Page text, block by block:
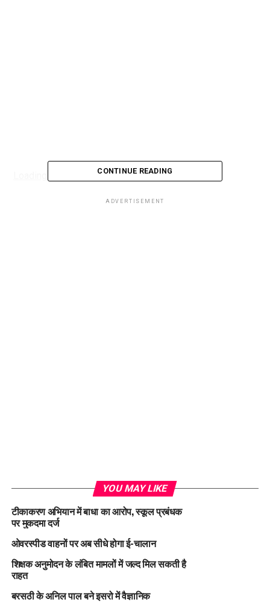
CONTINUE READING
ADVERTISEMENT
YOU MAY LIKE
टीकाकरण अभियान में बाधा का आरोप, स्कूल प्रबंधक
पर मुकदमा दर्ज
ओवरस्पीड वाहनों पर अब सीधे होगा ई-चालान
शिक्षक अनुमोदन के लंबित मामलों में जल्द मिल सकती है
राहत
बरसठी के अनिल पाल बने इसरो में वैज्ञानिक